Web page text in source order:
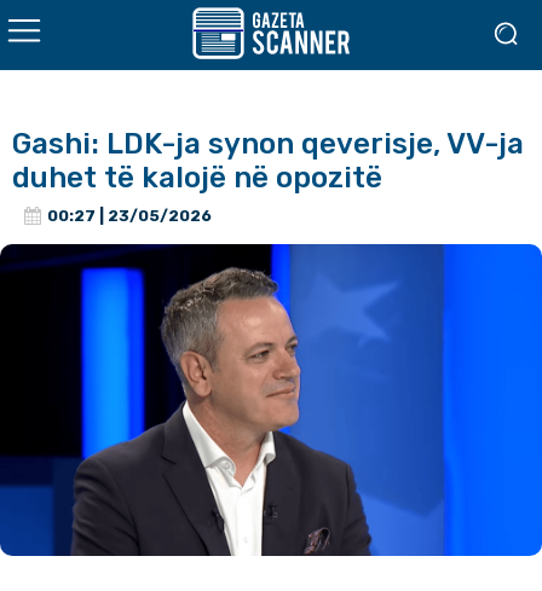
Gashi: LDK-ja synon qeverisje, VV-ja
duhet të kalojë në opozitë
00:27 | 23/05/2026